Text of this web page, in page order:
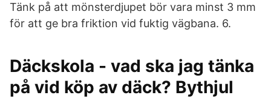
Tänk på att mönsterdjupet bör vara minst 3 mm
för att ge bra friktion vid fuktig vägbana. 6.
Däckskola - vad ska jag tänka
på vid köp av däck? Bythjul